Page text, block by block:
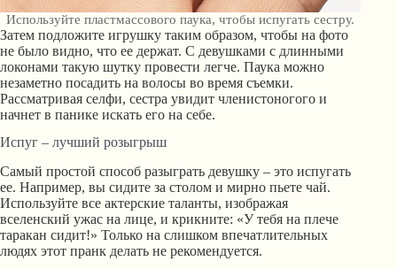
Используйте пластмассового паука, чтобы испугать сестру.
Затем подложите игрушку таким образом, чтобы на фото
не было видно, что ее держат. С девушками с длинными
локонами такую шутку провести легче. Паука можно
незаметно посадить на волосы во время съемки.
Рассматривая селфи, сестра увидит членистоногого и
начнет в панике искать его на себе.
Испуг – лучший розыгрыш
Самый простой способ разыграть девушку – это испугать
ее. Например, вы сидите за столом и мирно пьете чай.
Используйте все актерские таланты, изображая
вселенский ужас на лице, и крикните: «У тебя на плече
таракан сидит!» Только на слишком впечатлительных
людях этот пранк делать не рекомендуется.